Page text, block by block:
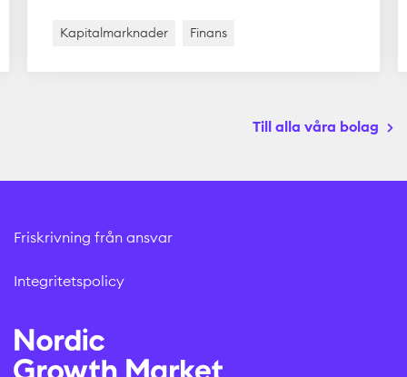
Kapitalmarknader Finans
Till alla våra bolag
Friskrivning från ansvar
Integritetspolicy